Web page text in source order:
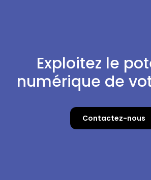
Exploitez le
numérique de
Contactez-nous